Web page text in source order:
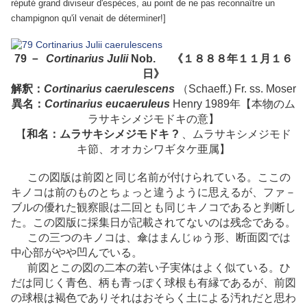
réputé grand diviseur d'espèces, au point de ne pas reconnaître un
champignon qu'il venait de déterminer!]
79 － Cortinarius Julii Nob. 《１８８８年１１月１６
日》
解釈： Cortinarius caerulescens
（Schaeff.) Fr. ss. Moser
異名： Cortinarius eucaeruleus Henry 1989年【本物のム
ラサキシメジモドキの意】
【和名：ムラサキシメジモドキ ?
、ムラサキシメジモド
キ節、オオカシワギタケ亜属】
この図版は前図と同じ名前が付けられている。ここの
キノコは前のものとちょっと違うように思えるが、ファ－
ブルの優れた観察眼は二回とも同じキノコであると判断し
た。この図版に採集日が記載されてないのは残念である。
この三つのキノコは、傘はまんじゅう形、断面図では
中心部がやや凹んでいる。
前図とこの図の二本の若い子実体はよく似ている。ひ
だは同じく青色、柄も青っぽく球根も有縁であるが、前図
の球根は褐色でありそれはおそらく土による汚れだと思わ